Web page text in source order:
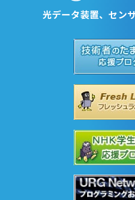
光データ装置、セン